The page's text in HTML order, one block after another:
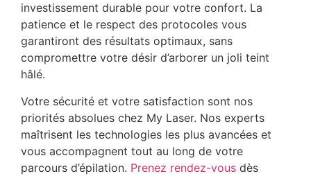
investissement durable pour votre confort. La
patience et le respect des protocoles vous
garantiront des résultats optimaux, sans
compromettre votre désir d’arborer un joli teint
hâlé.
Votre sécurité et votre satisfaction sont nos
priorités absolues chez My Laser. Nos experts
maîtrisent les technologies les plus avancées et
vous accompagnent tout au long de votre
parcours d’épilation. Prenez rendez-vous dès